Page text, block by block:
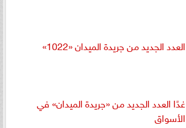
العدد الجديد من جريدة الميدان «1022»
غدًا العدد الجديد من «جريدة الميدان» في
الأسواق